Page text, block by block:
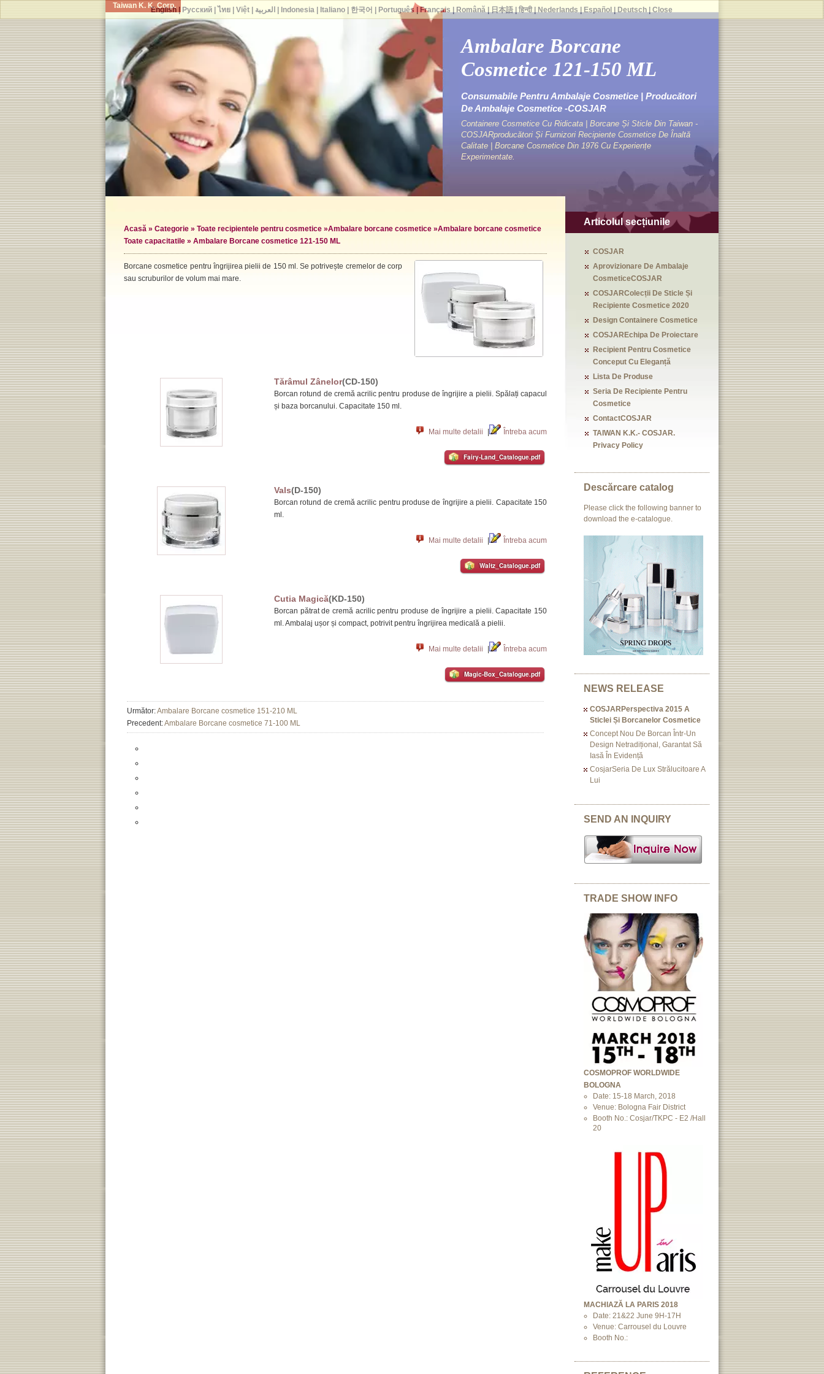
Taiwan K. K. Corp.
Ambalare Borcane
Cosmetice 121-150 ML
Consumabile Pentru Ambalaje Cosmetice | Producători
De Ambalaje Cosmetice -COSJAR
Containere Cosmetice Cu Ridicata | Borcane Și Sticle Din Taiwan -
COSJARproducători Și Furnizori Recipiente Cosmetice De Înaltă
Calitate | Borcane Cosmetice Din 1976 Cu Experiențe
Experimentate.
Acasă » Categorie » Toate recipientele pentru cosmetice »Ambalare borcane cosmetice »Ambalare borcane cosmetice
Toate capacitatile » Ambalare Borcane cosmetice 121-150 ML
Borcane cosmetice pentru îngrijirea pielii de 150 ml. Se potrivește cremelor de corp
sau scruburilor de volum mai mare.
Tărâmul Zânelor(CD-150)
Borcan rotund de cremă acrilic pentru produse de îngrijire a pielii. Spălați capacul
și baza borcanului. Capacitate 150 ml.
Mai multe detalii Întreba acum
Fairy-Land_Catalogue.pdf
Vals(D-150)
Borcan rotund de cremă acrilic pentru produse de îngrijire a pielii. Capacitate 150
ml.
Mai multe detalii Întreba acum
Waltz_Catalogue.pdf
Cutia Magică(KD-150)
Borcan pătrat de cremă acrilic pentru produse de îngrijire a pielii. Capacitate 150
ml. Ambalaj ușor și compact, potrivit pentru îngrijirea medicală a pielii.
Mai multe detalii Întreba acum
Magic-Box_Catalogue.pdf
Următor:Ambalare Borcane cosmetice 151-210 ML
Precedent:Ambalare Borcane cosmetice 71-100 ML
Articolul secțiunile
COSJAR
Aprovizionare De Ambalaje
CosmeticeCOSJAR
COSJARColecții De Sticle Și
Recipiente Cosmetice 2020
Design Containere Cosmetice
COSJAREchipa De Proiectare
Recipient Pentru Cosmetice
Conceput Cu Eleganță
Lista De Produse
Seria De Recipiente Pentru
Cosmetice
ContactCOSJAR
TAIWAN K.K.- COSJAR.
Privacy Policy
Descărcare catalog
Please click the following banner to
download the e-catalogue.
NEWS RELEASE
COSJARPerspectiva 2015 A
Sticlei Și Borcanelor Cosmetice
Concept Nou De Borcan Într-Un
Design Netradițional, Garantat Să
Iasă În Evidență
CosjarSeria De Lux Strălucitoare A
Lui
SEND AN INQUIRY
TRADE SHOW INFO
COSMOPROF WORLDWIDE
BOLOGNA
Date: 15-18 March, 2018
Venue: Bologna Fair District
Booth No.: Cosjar/TKPC - E2 /Hall
20
MACHIAZĂ LA PARIS 2018
Date: 21&22 June 9H-17H
Venue: Carrousel du Louvre
Booth No.:
English| Русский| ไทย| Việt| العربية Indonesia| Italiano| 한국어 Português Français Română| 日本語| हिन्दी| Nederlands Español Deutsch| Close